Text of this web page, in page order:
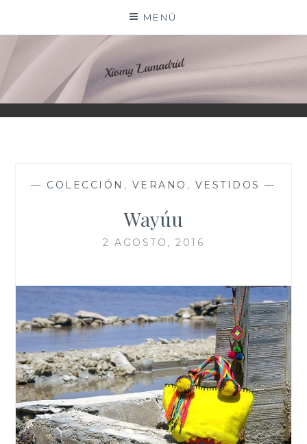
contenido
MENÚ
XIOMY LAMADRID
— COLECCIÓN , VERANO , VESTIDOS —
Wayúu
2 AGOSTO, 2016